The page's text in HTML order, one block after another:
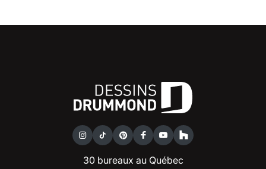
30 bureaux au Québec